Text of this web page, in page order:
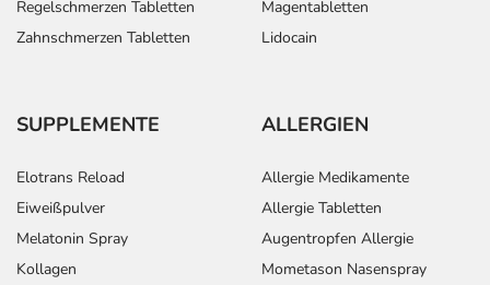
Überdosierung?
zu Atemstörungen kommen. Setzen Sie sich bei dem
Arzt in Verbindung.
Einnahme vergessen?
Setzen Sie die Einnahme zum nächsten vorgeschriebenen
Zeitpunkt ganz normal (also nicht mit der doppelten
Regelschmerzen Tabletten
Zahnschmerzen Tabletten
Magentabletten
Lidocain
SUPPLEMENTE
Elotrans Reload
Eiweißpulver
Melatonin Spray
Kollagen
ALLERGIEN
Allergie Medikamente
Allergie Tabletten
Augentropfen Allergie
Mometason Nasenspray